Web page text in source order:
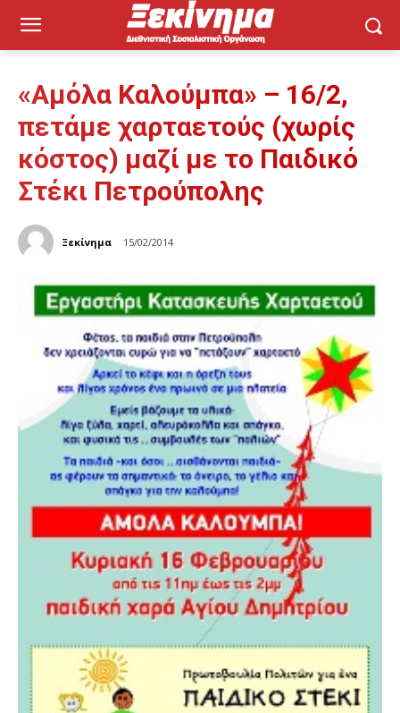
«Αμόλα Καλούμπα» – 16/2,
πετάμε χαρταετούς (χωρίς
κόστος) μαζί με το Παιδικό
Στέκι Πετρούπολης
Ξεκίνημα 15/02/2014